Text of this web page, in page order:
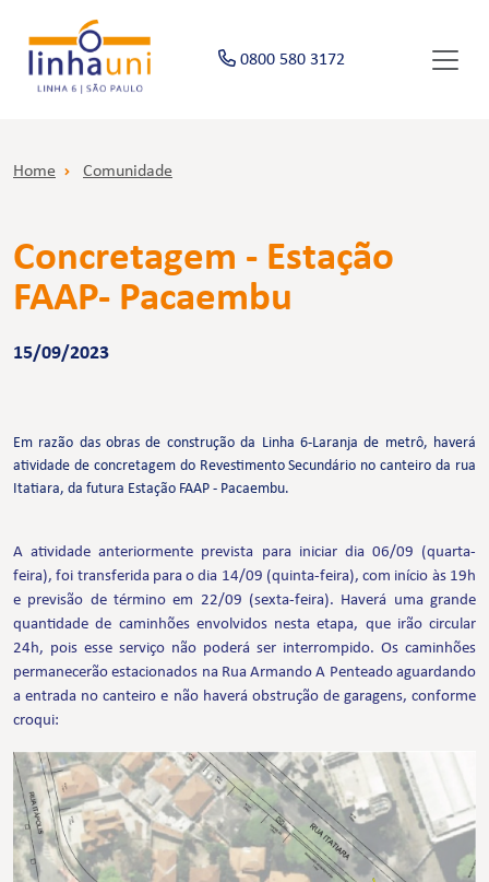
0800 580 3172
Home Comunidade
Concretagem - Estação
FAAP- Pacaembu
15/09/2023
Em razão das obras de construção da Linha 6-Laranja de metrô, haverá
atividade de concretagem do Revestimento Secundário no canteiro da rua
Itatiara, da futura Estação FAAP - Pacaembu.
A atividade anteriormente prevista para iniciar dia 06/09 (quarta-
feira), foi transferida para o dia 14/09 (quinta-feira), com início às 19h
e previsão de término em 22/09 (sexta-feira). Haverá uma grande
quantidade de caminhões envolvidos nesta etapa, que irão circular
24h, pois esse serviço não poderá ser interrompido. Os caminhões
permanecerão estacionados na Rua Armando A Penteado aguardando
a entrada no canteiro e não haverá obstrução de garagens, conforme
croqui: